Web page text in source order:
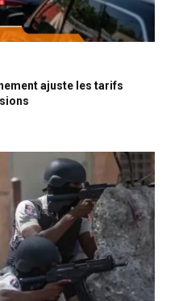
ajuste les tarifs